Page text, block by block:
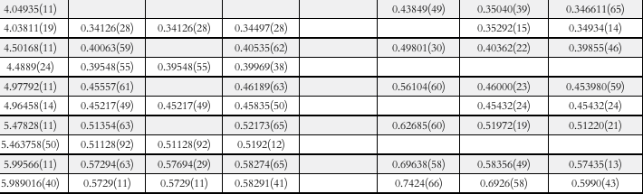
4.04935(11) 0.43849(49) 0.35040(39)
0.346611(65)
4.03811(19) 0.34126(28) 0.34126(28) 0.34497(28) 0.35292(15) 0.34934(14)
4.50168(11) 0.40063(59) 0.40535(62) 0.49801(30) 0.40362(22)
0.39855(46)
4.4889(24) 0.39548(55) 0.39548(55) 0.39969(38)
4.97792(11) 0.45557(61) 0.46189(63) 0.56104(60) 0.46000(23)
0.453980(59)
4.96458(14) 0.45217(49) 0.45217(49) 0.45835(50) 0.45432(24) 0.45432(24)
5.47828(11) 0.51354(63) 0.52173(65) 0.62685(60) 0.51972(19)
0.51220(21)
5.463758(50) 0.51128(92) 0.51128(92) 0.5192(12)
5.99566(11) 0.57294(63) 0.57694(29) 0.58274(65) 0.69638(58) 0.58356(49)
0.57435(13)
5.989016(40) 0.5729(11) 0.5729(11) 0.58291(41) 0.7424(66) 0.6926(58) 0.5990(43)